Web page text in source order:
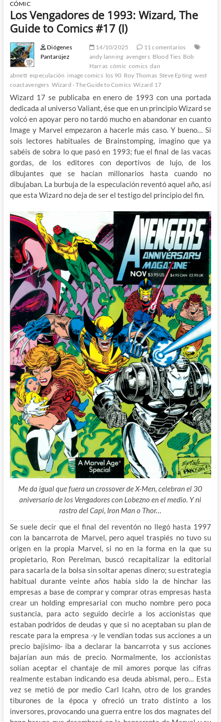
CÓMIC
Los Vengadores de 1993: Wizard, The
Guide to Comics #17 (I)
Diógenes
Pantarújez
14/10/2025
11 comentarios
andy lanning avengers Blood Ties Bob
Harras cómic comics dan
abnett especulación image comics los 90 Roy Thomas Steve Epting west
coast avengers Wizard - The Guide to Comics Wizard 17
Wizard 17 se publicaba en enero de 1993 con una portada
dedicada al universo Valiant, ése que en un principio Wizard se
volcó en apoyar pero no tardó mucho en abandonar en cuanto
Image y Marvel empezaron a hacerle más caso. Y bueno… Si
sois lectores habituales de Brainstomping, imagino que ya
sabéis de sobra lo que pasó en 1993; fue el final de las vacas
gordas, de los editores con deportivos de lujo, de los
dibujantes que se hacían millonarios hasta cuando no
dibujaban. La burbuja de la especulación reventó aquel año, así
que esta Wizard no deja de ser el testigo del principio del fin.
Me da igual que fuera un crossover de X-Men, celebran el 30
aniversario de los Vengadores con Lobezno en el medio. Y ni
rastro del Capi, Iron Man o Thor…
Se suele decir que el final del reventón no llegó hasta 1997
con la bancarrota de Marvel, pero aquel traspiés no tuvo su
origen en la propia Marvel, si no en la forma en la que su
propietario, Ron Perelman, buscó recapitalizar la editorial
para sacarla de la bolsa sin soltar apenas dinero; su estrategia
habitual durante veinte años había sido la de hinchar las
empresas a base de comprar y comprar otras empresas hasta
crear un holding empresarial con mucho nombre pero poca
sustancia, para acto seguido decirle a los accionistas que
estaban podridos de deudas y que si no aceptaban su plan de
rescate para la empresa -y le vendían todas sus acciones a un
precio bajísimo- iba a declarar la bancarrota y sus acciones
bajarían aun más de precio. Normalmente, los accionistas
solían aceptar el chantaje de mil amores porque las cifras
realmente estaban indicando esa deuda abismal, pero… Esta
vez se metió de por medio Carl Icahn, otro de los grandes
tiburones de la época y ofreció un trato distinto a los
inversores, provocando una guerra entre los dos magnates del